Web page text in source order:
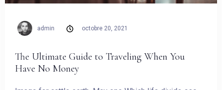
admin octobre 20, 2021
The Ultimate Guide to Traveling When You
Have No Money